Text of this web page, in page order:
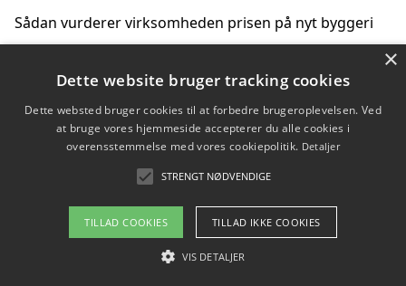
Sådan vurderer virksomheden prisen på nyt byggeri
Sådan får du hjælp til en hjemmeside uden binding
Copyright 2026 - Pilanto Aps
Om / kontakt
Blog Betingelser
×
Dette website bruger tracking cookies
Dette websted bruger cookies til at forbedre brugeroplevelsen. Ved
at bruge vores hjemmeside accepterer du alle cookies i
overensstemmelse med vores cookiepolitik. Detaljer
STRENGT NØDVENDIGE
TILLAD COOKIES TILLAD IKKE COOKIES
VIS DETALJER